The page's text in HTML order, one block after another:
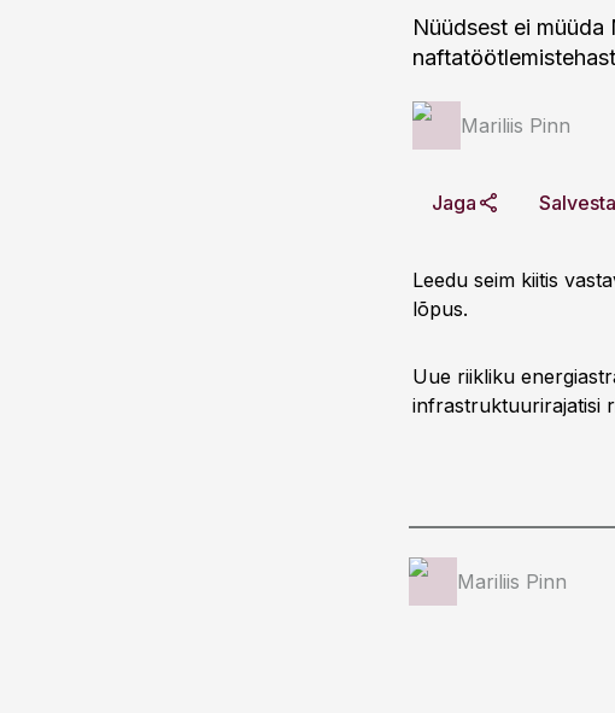
Nüüdsest ei müüda
Mariliis Pinn
Jaga Salvesta
Leedu seim kiitis
lõpus.
Uue riikliku
infrastruktuurirajatisi
Mariliis Pinn